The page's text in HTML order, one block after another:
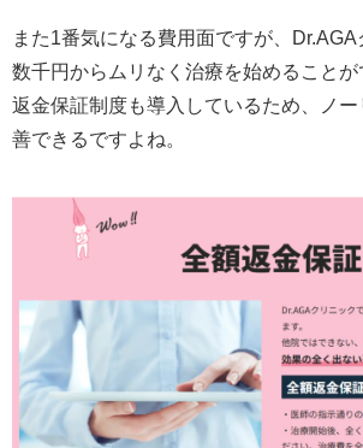
また1番気になる費用面ですが、Dr.AGA
数千円からムリなく治療を始めること
返金保証制度も導入しているため、ノ
善できるですよね。